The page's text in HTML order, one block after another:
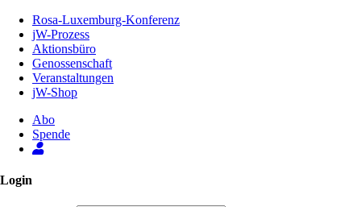
Inhalt
Seite
Rosa-Luxemburg-Konferenz
jW-Prozess
Aktionsbüro
Genossenschaft
Veranstaltungen
jW-Shop
Abo
Spende
Login